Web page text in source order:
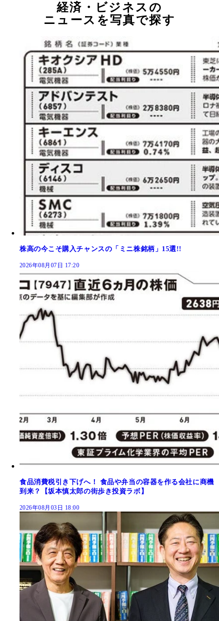
経済・ビジネスの
ニュースを写真で探す
株高の今こそ購入チャンスの「ミニ株銘柄」15選!!
2026年08月07日 17:20
食品消費税引き下げへ！ 食品や弁当の容器を作る会社に商機
到来？【坂本慎太郎の街歩き投資ラボ】
2026年08月03日 18:00